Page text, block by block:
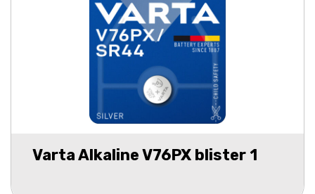
Varta Alkaline V76PX blister 1